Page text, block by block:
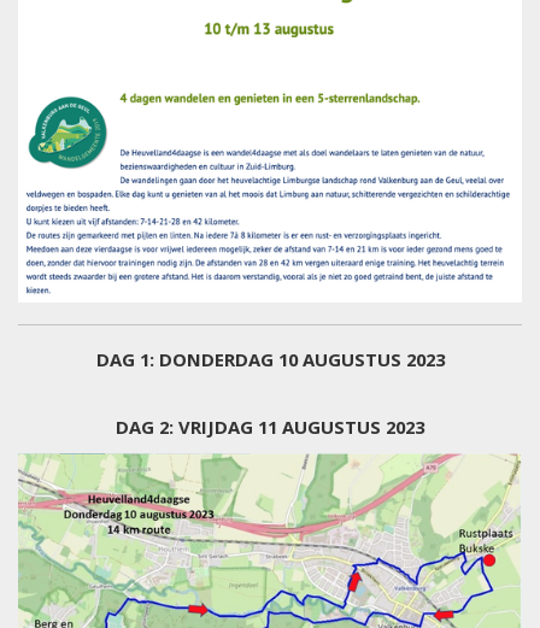
DAG 1: DONDERDAG 10 AUGUSTUS 2023
DAG 2: VRIJDAG 11 AUGUSTUS 2023